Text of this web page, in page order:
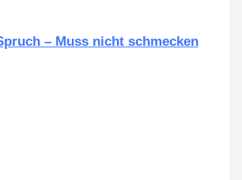
– Muss nicht schmecken